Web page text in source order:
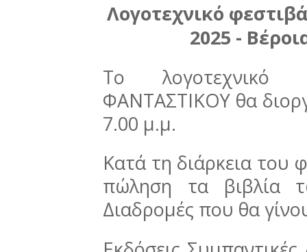
Λογοτεχνικό
2025 -
Το
ΦΑΝΤΑΣΤΙΚΟΥ θα
7.00 μ.μ.
Κατά τη διάρκεια του
πώληση τα βιβλία
Διαδρομές που θα